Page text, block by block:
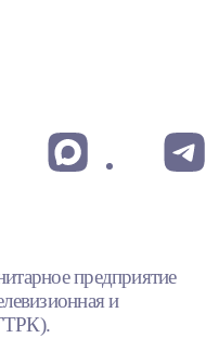
предприятие
и